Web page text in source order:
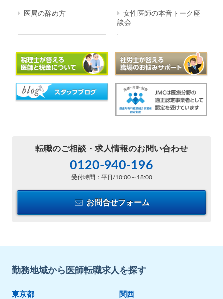
医局の辞め方
女性医師の本音トーク座
談会
転職のご相談・ 求人情報のお問い合わせ
0120-940-196
受付時間：平日/10:00～18:00
お問合せフォーム
勤務地域から医師転職求人を探す
東京都 関西